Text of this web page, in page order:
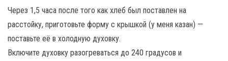
Через 1,5 часа после того как хлеб был поставлен на
расстойку, приготовьте форму с крышкой (у меня казан) —
поставьте её в холодную духовку.
Включите духовку разогреваться до 240 градусов и